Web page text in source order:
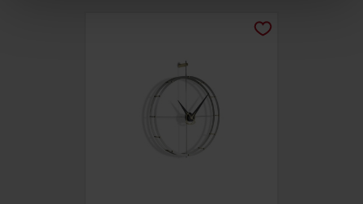
i reklam, aby oferować funkcje społecznościowe i
korzystasz z naszej witryny, udostępniamy partnerom
społecznościowym, reklamowym i analitycznym.
Partnerzy mogą połączyć te informacje z innymi danymi
otrzymanymi od Ciebie lub uzyskanymi podczas